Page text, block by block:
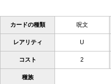
カードの種類 呪文
レアリティ U
コスト 2
種族